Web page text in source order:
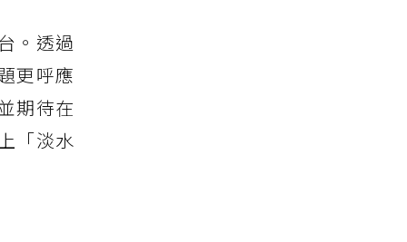
。透過
更呼應
期待在
「淡水